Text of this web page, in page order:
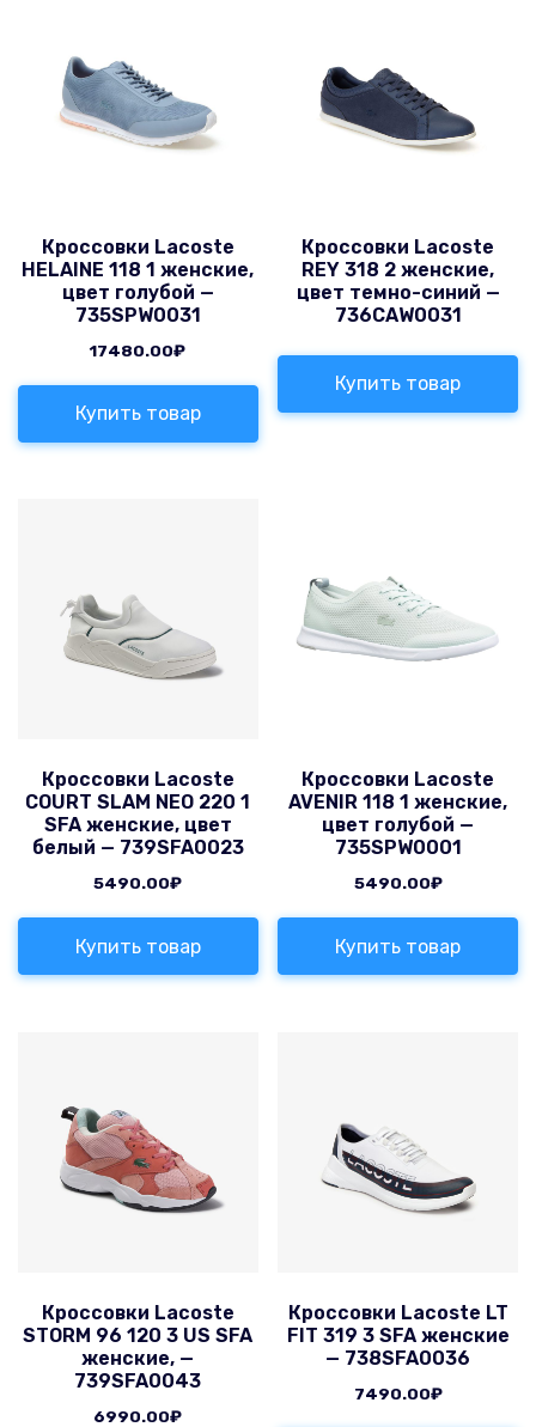
Кроссовки Lacoste
HELAINE 118 1 женские,
цвет голубой —
735SPW0031
17480.00₽
Купить товар
Кроссовки Lacoste
REY 318 2 женские,
цвет темно-синий —
736CAW0031
Купить товар
Кроссовки Lacoste
COURT SLAM NEO 220 1
SFA женские, цвет
белый — 739SFA0023
5490.00₽
Купить товар
Кроссовки Lacoste
AVENIR 118 1 женские,
цвет голубой —
735SPW0001
5490.00₽
Купить товар
Кроссовки Lacoste
STORM 96 120 3 US SFA
женские, —
739SFA0043
6990.00₽
Кроссовки Lacoste LT
FIT 319 3 SFA женские
— 738SFA0036
7490.00₽